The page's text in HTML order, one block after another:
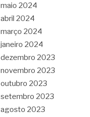
maio 2024
abril 2024
março 2024
janeiro 2024
dezembro 2023
novembro 2023
outubro 2023
setembro 2023
agosto 2023